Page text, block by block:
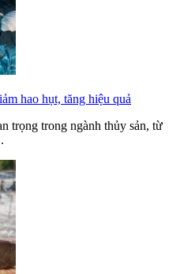
hao hụt, tăng hiệu quả
trọng trong ngành thủy sản, từ